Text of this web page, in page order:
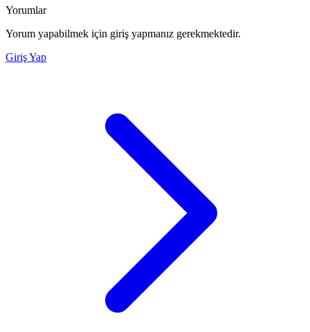
Yorumlar
Yorum yapabilmek için giriş yapmanız gerekmektedir.
Giriş Yap